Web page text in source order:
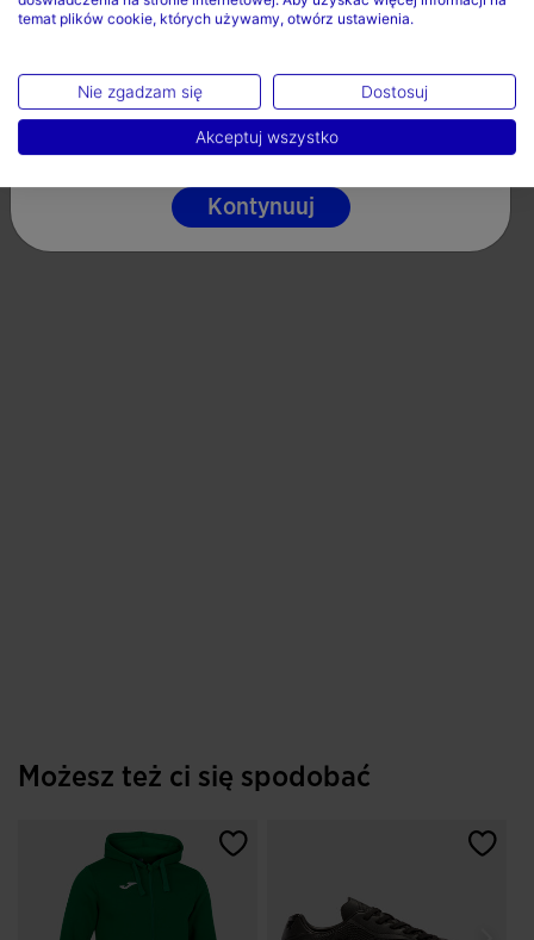
Możesz też ci się spodobać
Polska
Język
Polski
Kontynuuj
temat plików cookie, których używamy, otwórz ustawienia.
Nie zgadzam się Dostosuj
Akceptuj wszystko